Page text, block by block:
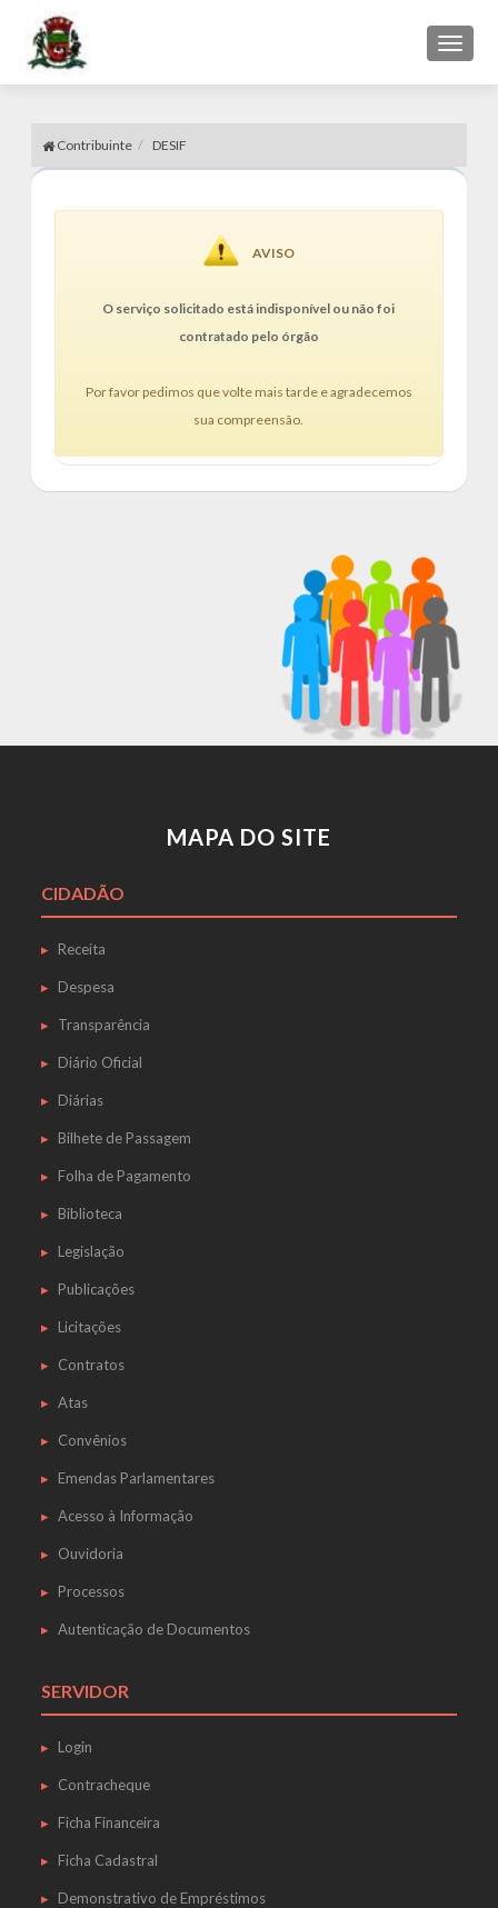
Toggle
Contribuinte DESIF
AVISO
O serviço solicitado está indisponível ou não foi
contratado pelo órgão
Por favor pedimos que volte mais tarde e agradecemos
sua compreensão.
MAPA DO SITE
CIDADÃO
Receita
Despesa
Transparência
Diário Oficial
Diárias
Bilhete de Passagem
Folha de Pagamento
Biblioteca
Legislação
Publicações
Licitações
Contratos
Atas
Convênios
Emendas Parlamentares
Acesso à Informação
Ouvidoria
Processos
Autenticação de Documentos
SERVIDOR
Login
Contracheque
Ficha Financeira
Ficha Cadastral
Demonstrativo de Empréstimos